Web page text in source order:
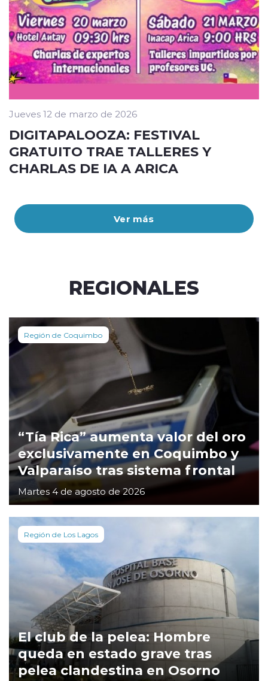
Ver más
Jueves 12 de marzo de 2026
DIGITAPALOOZA: FESTIVAL
GRATUITO TRAE TALLERES Y
CHARLAS DE IA A ARICA
REGIONALES
Región de Coquimbo
“Tía Rica” aumenta valor del oro
exclusivamente en Coquimbo y
Valparaíso tras sistema frontal
Martes 4 de agosto de 2026
Región de Los Lagos
El club de la pelea: Hombre
queda en estado grave tras
pelea clandestina en Osorno